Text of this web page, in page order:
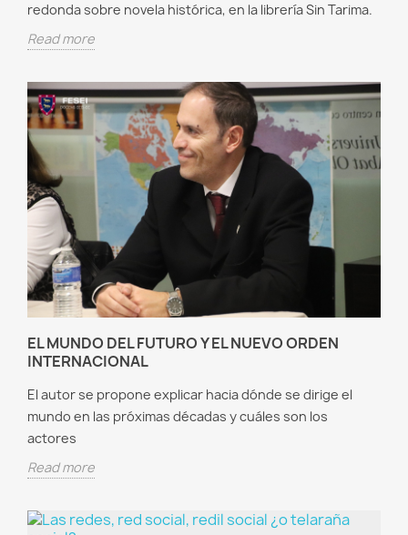
redonda sobre novela histórica, en la librería Sin Tarima.
Read more
EL MUNDO DEL FUTURO Y EL NUEVO ORDEN
INTERNACIONAL
El autor se propone explicar hacia dónde se dirige el
mundo en las próximas décadas y cuáles son los
actores
Read more